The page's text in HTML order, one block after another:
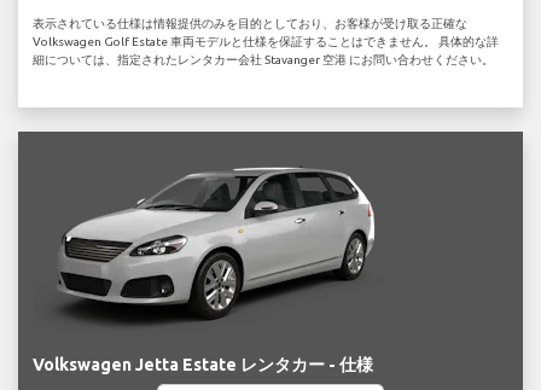
表示されている仕様は情報提供のみを目的としており、お客様が受け取る正確な
Volkswagen Golf Estate 車両モデルと仕様を保証することはできません。 具体的な詳
細については、指定されたレンタカー会社 Stavanger 空港 にお問い合わせください。
Volkswagen Jetta Estate レンタカー - 仕様